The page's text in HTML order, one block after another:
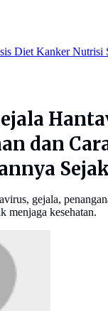
Diet KankerNutrisi
dan
gejala,
menjaga kesehatan.